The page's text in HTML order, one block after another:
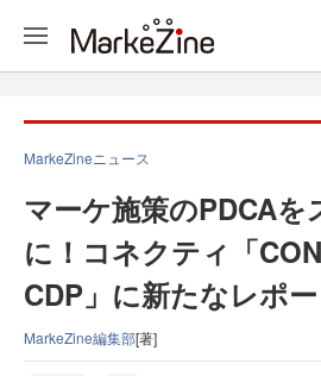
MarkeZineニュース
マーケ施策のPDCAを
に！コネクティ「
CDP」に新たなレポ
MarkeZine編集部[著]